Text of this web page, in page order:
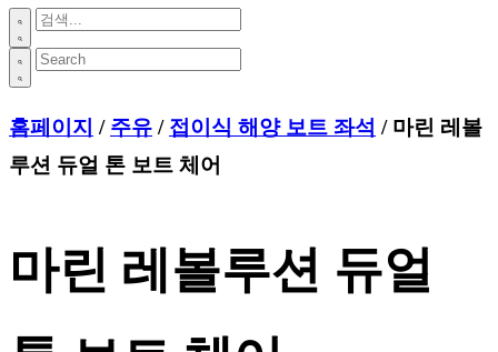
홈페이지 / 주유 / 접이식 해양 보트 좌석 / 마린 레볼
루션 듀얼 톤 보트 체어
마린 레볼루션 듀얼